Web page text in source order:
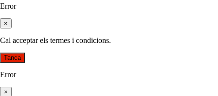
Error
×
Cal acceptar els termes i condicions.
Tanca
Error
×